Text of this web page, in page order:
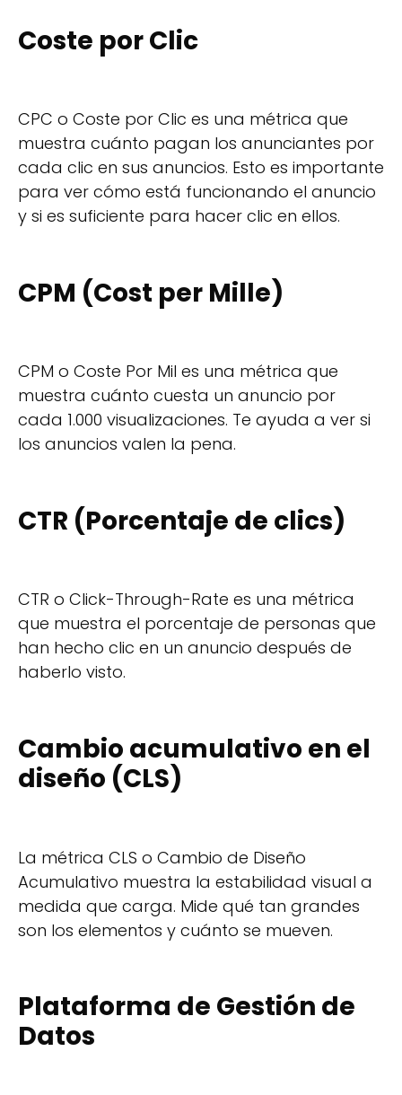
Coste por Clic
CPC o Coste por Clic es una métrica que
muestra cuánto pagan los anunciantes por
cada clic en sus anuncios. Esto es importante
para ver cómo está funcionando el anuncio
y si es suficiente para hacer clic en ellos.
CPM (Cost per Mille)
CPM o Coste Por Mil es una métrica que
muestra cuánto cuesta un anuncio por
cada 1.000 visualizaciones. Te ayuda a ver si
los anuncios valen la pena.
CTR (Porcentaje de clics)
CTR o Click-Through-Rate es una métrica
que muestra el porcentaje de personas que
han hecho clic en un anuncio después de
haberlo visto.
Cambio acumulativo en el
diseño (CLS)
La métrica CLS o Cambio de Diseño
Acumulativo muestra la estabilidad visual a
medida que carga. Mide qué tan grandes
son los elementos y cuánto se mueven.
Plataforma de Gestión de
Datos